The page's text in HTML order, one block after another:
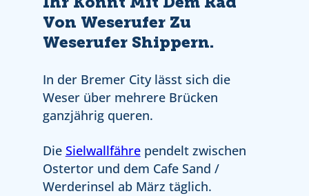
Von Weserufer Zu
Weserufer Shippern.
In der Bremer City lässt sich die
Weser über mehrere Brücken
ganzjährig queren.
Die Sielwallfährependelt zwischen
Ostertor und dem Cafe Sand /
Werderinsel ab März täglich.